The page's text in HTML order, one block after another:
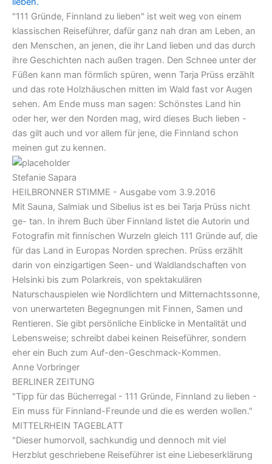
"111 Gründe, Finnland zu lieben" ist weit weg von einem
klassischen Reiseführer, dafür ganz nah dran am Leben, an
den Menschen, an jenen, die ihr Land lieben und das durch
ihre Geschichten nach außen tragen. Den Schnee unter der
Füßen kann man förmlich spüren, wenn Tarja Prüss erzählt
und das rote Holzhäuschen mitten im Wald fast vor Augen
sehen. Am Ende muss man sagen: Schönstes Land hin
oder her, wer den Norden mag, wird dieses Buch lieben -
das gilt auch und vor allem für jene, die Finnland schon
meinen gut zu kennen.
Stefanie Sapara
HEILBRONNER STIMME - Ausgabe vom 3.9.2016
Mit Sauna, Salmiak und Sibelius ist es bei Tarja Prüss nicht
ge- tan. In ihrem Buch über Finnland listet die Autorin und
Fotografin mit finnischen Wurzeln gleich 111 Gründe auf, die
für das Land in Europas Norden sprechen. Prüss erzählt
darin von einzigartigen Seen- und Waldlandschaften von
Helsinki bis zum Polarkreis, von spektakulären
Naturschauspielen wie Nordlichtern und Mitternachtssonne,
von unerwarteten Begegnungen mit Finnen, Samen und
Rentieren. Sie gibt persönliche Einblicke in Mentalität und
Lebensweise; schreibt dabei keinen Reiseführer, sondern
eher ein Buch zum Auf-den-Geschmack-Kommen.
Anne Vorbringer
BERLINER ZEITUNG
"Tipp für das Bücherregal - 111 Gründe, Finnland zu lieben -
Ein muss für Finnland-Freunde und die es werden wollen."
MITTELRHEIN TAGEBLATT
"Dieser humorvoll, sachkundig und dennoch mit viel
Herzblut geschriebene Reiseführer ist eine Liebeserklärung